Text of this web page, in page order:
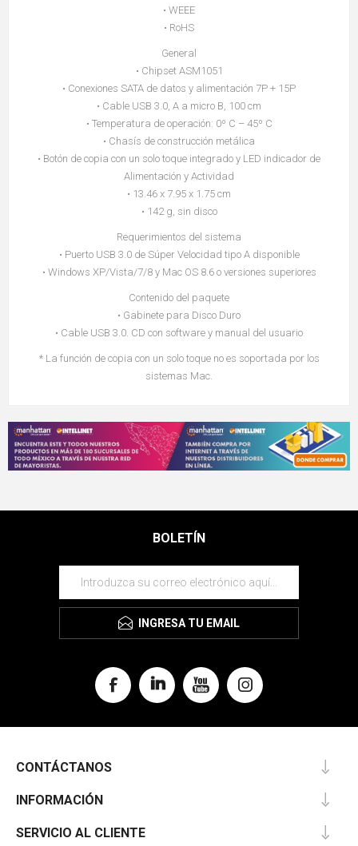
• WEEE
• RoHS
General
• Chipset ASM1051
• Conexiones SATA de datos y alimentación 7P + 15P
• Cable USB 3.0, A a micro B, 100 cm
• Temperatura de operación: 0º C – 45º C
• Chasís de construcción metálica
• Botón de copia con un solo toque integrado y LED indicador de
Alimentación y Actividad
• 13.46 x 7.95 x 1.75 cm
• 142 g, sin disco
Requerimientos del sistema
• Puerto USB 3.0 de Súper Velocidad tipo A disponible
• Windows XP/Vista/7/8 y Mac OS 8.6 o versiones superiores
Contenido del paquete
• Gabinete para Disco Duro
• Cable USB 3.0. CD con software y manual del usuario
* La función de copia con un solo toque no es soportada por los
sistemas Mac.
BOLETÍN
INGRESA TU EMAIL
CONTÁCTANOS
INFORMACIÓN
SERVICIO AL CLIENTE